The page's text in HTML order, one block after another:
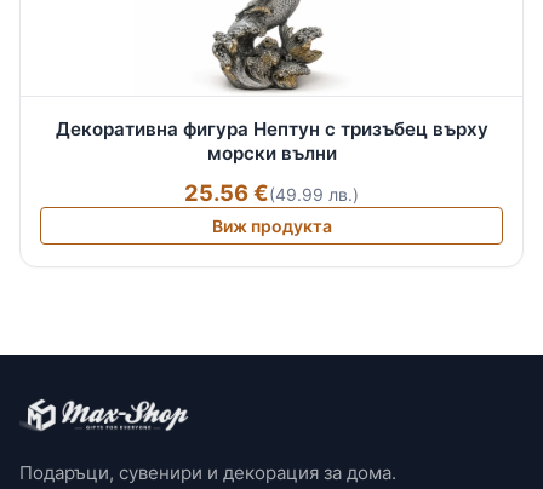
Декоративна фигура Нептун с тризъбец върху
морски вълни
25.56 €(49.99 лв.)
Виж продукта
Подаръци, сувенири и декорация за дома.